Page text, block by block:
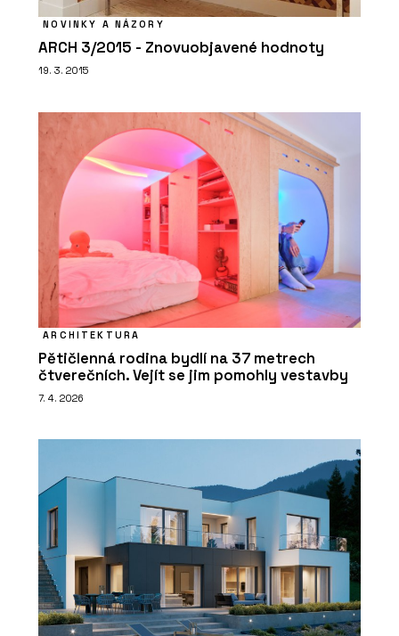
NOVINKY A NÁZORY
ARCH 3/2015 - Znovuobjavené hodnoty
19. 3. 2015
ARCHITEKTURA
Pětičlenná rodina bydlí na 37 metrech
čtverečních. Vejít se jim pomohly vestavby
7. 4. 2026